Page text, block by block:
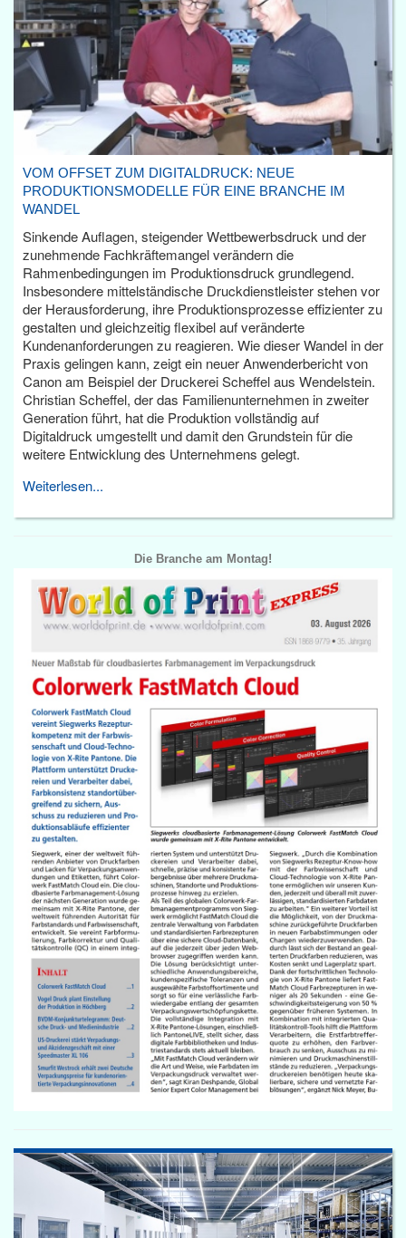
VOM OFFSET ZUM DIGITALDRUCK: NEUE
PRODUKTIONSMODELLE FÜR EINE BRANCHE IM
WANDEL
Sinkende Auflagen, steigender Wettbewerbsdruck und der
zunehmende Fachkräftemangel verändern die
Rahmenbedingungen im Produktionsdruck grundlegend.
Insbesondere mittelständische Druckdienstleister stehen vor
der Herausforderung, ihre Produktionsprozesse effizienter zu
gestalten und gleichzeitig flexibel auf veränderte
Kundenanforderungen zu reagieren. Wie dieser Wandel in der
Praxis gelingen kann, zeigt ein neuer Anwenderbericht von
Canon am Beispiel der Druckerei Scheffel aus Wendelstein.
Christian Scheffel, der das Familienunternehmen in zweiter
Generation führt, hat die Produktion vollständig auf
Digitaldruck umgestellt und damit den Grundstein für die
weitere Entwicklung des Unternehmens gelegt.
Weiterlesen...
Die Branche am Montag!